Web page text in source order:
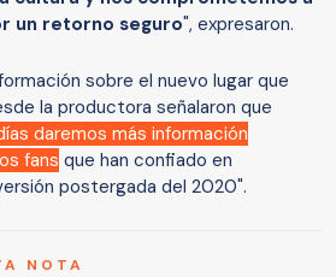
un retorno seguro", expresaron.
sobre el nuevo lugar que
la productora señalaron que
daremos más información
fans que han confiado en
postergada del 2020".
NOTA